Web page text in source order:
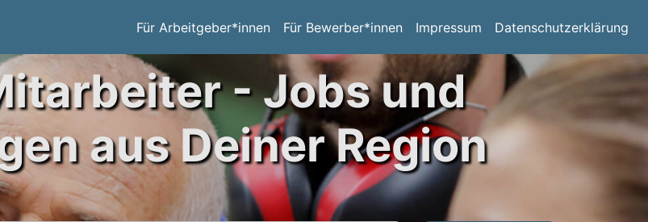
Für Arbeitgeber*innen Für Bewerber*innen Impressum Datenschutzerklärung
- Jobs und
aus Deiner Region